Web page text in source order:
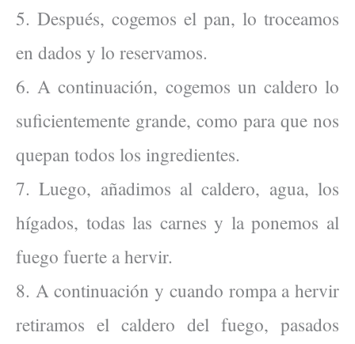
5. Después, cogemos el pan, lo troceamos
en dados y lo reservamos.
6. A continuación, cogemos un caldero lo
suficientemente grande, como para que nos
quepan todos los ingredientes.
7. Luego, añadimos al caldero, agua, los
hígados, todas las carnes y la ponemos al
fuego fuerte a hervir.
8. A continuación y cuando rompa a hervir
retiramos el caldero del fuego, pasados